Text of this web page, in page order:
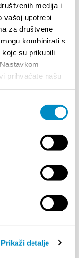
medija i
vašoj upotrebi
za društvene
kombinirati s
su prikupili
prihvaćate našu
Prikaži detalje